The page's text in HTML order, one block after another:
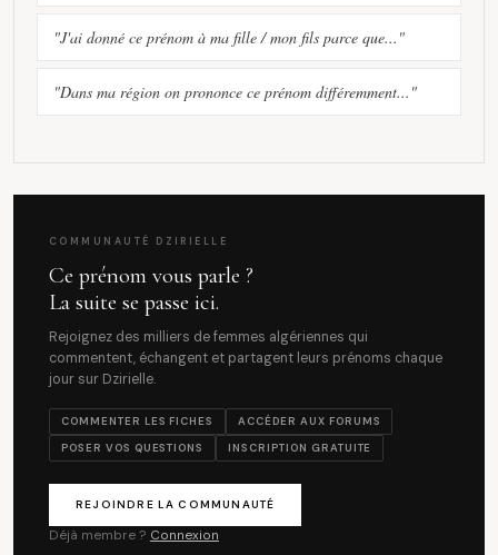
"J'ai donné ce prénom à ma fille / mon fils parce que..."
"Dans ma région on prononce ce prénom différemment..."
COMMUNAUTÉ DZIRIELLE
Ce prénom vous parle ?
La suite se passe ici.
Rejoignez des milliers de femmes algériennes qui
commentent, échangent et partagent leurs prénoms chaque
jour sur Dzirielle.
COMMENTER LES FICHES
ACCÉDER AUX FORUMS
POSER VOS QUESTIONS
INSCRIPTION GRATUITE
REJOINDRE LA COMMUNAUTÉ
Déjà membre ? Connexion